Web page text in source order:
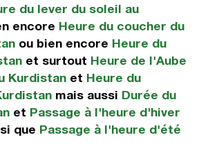
du lever du soleil au
encore Heure du coucher du
ou bien encore Heure du
et surtout Heure de l'Aube
Kurdistanet Heure du
mais aussi Durée du
et Passage à l'heure d'hiver
que Passage à l'heure d'été